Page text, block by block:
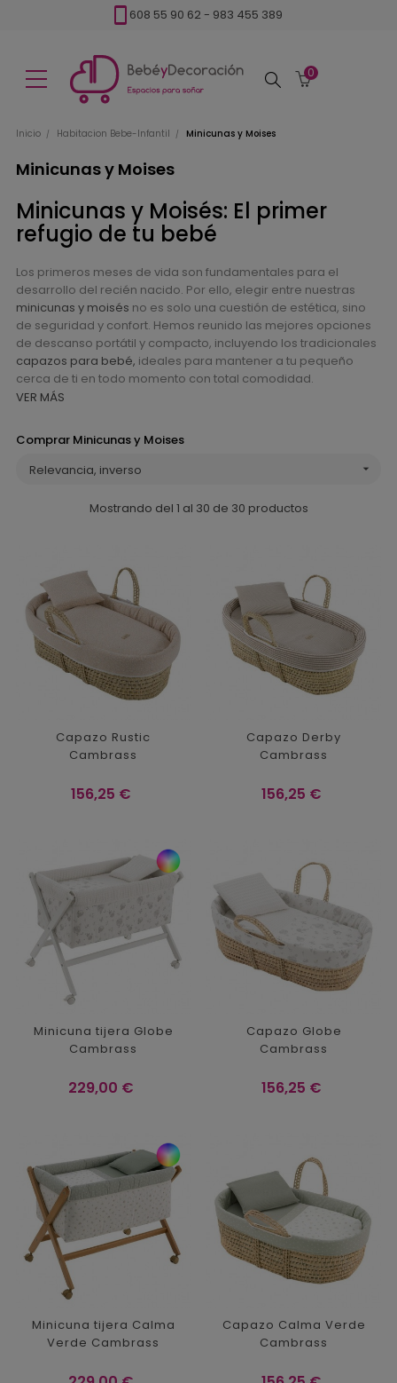
608 55 90 62 - 983 455 389
Buscar
0
Inicio Habitacion Bebe-Infantil Minicunas y Moises
Minicunas y Moises
Minicunas y Moisés: El primer
refugio de tu bebé
Los primeros meses de vida son fundamentales para el
desarrollo del recién nacido. Por ello, elegir entre nuestras
minicunas y moisés no es solo una cuestión de estética, sino
de seguridad y confort. Hemos reunido las mejores opciones
de descanso portátil y compacto, incluyendo los tradicionales
capazos para bebé, ideales para mantener a tu pequeño
cerca de ti en todo momento con total comodidad.
VER MÁS
Comprar Minicunas y Moises
Relevancia, inverso

Mostrando del 1 al 30 de 30 productos
Capazo Rustic
Cambrass
Precio
156,25 €
Capazo Derby
Cambrass
Precio
156,25 €
Minicuna tijera Globe
Cambrass
Precio
229,00 €
Capazo Globe
Cambrass
Precio
156,25 €
Minicuna tijera Calma
Verde Cambrass
Capazo Calma Verde
Cambrass